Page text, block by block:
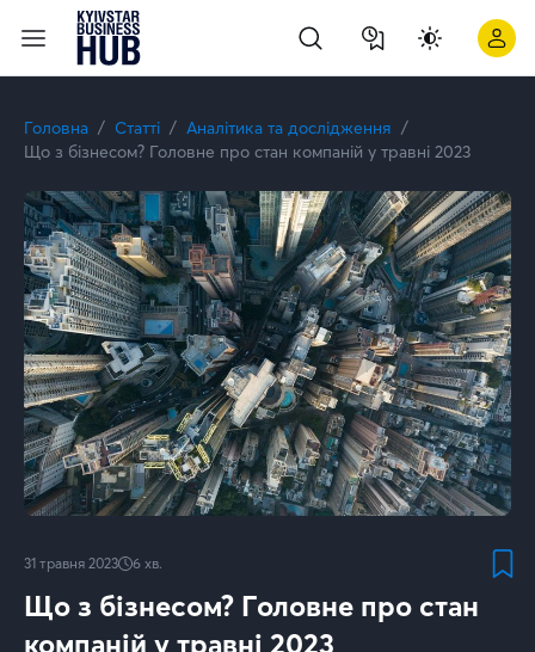
Головна Статті
Аналітика та дослідження
Що з бізнесом? Головне про стан компаній у травні 2023
31 травня 2023 6 хв.
Що з бізнесом? Головне про стан
компаній у травні 2023
Що з бізнесом? Коротко про стан та потреби бізнесу у